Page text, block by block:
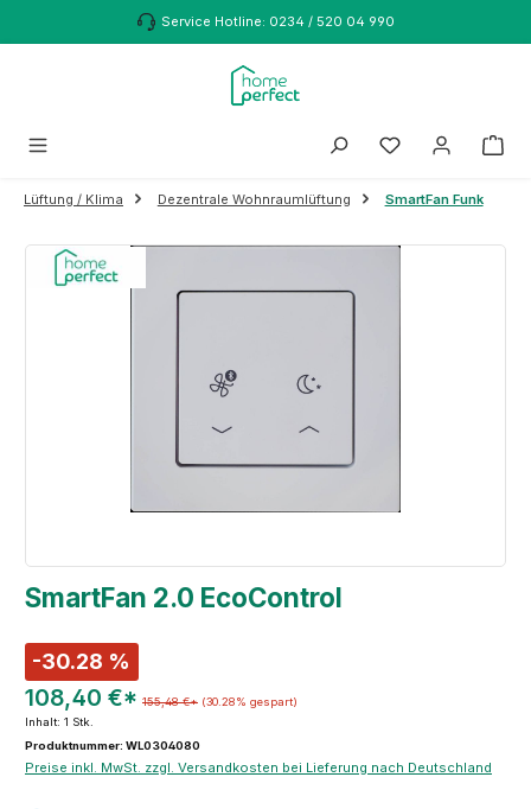
Zum Hauptinhalt springenService Hotline: 0234 / 520 04 990
Lüftung / Klima Dezentrale Wohnraumlüftung SmartFan Funk
Bildergalerie überspringen
SmartFan 2.0 EcoControl
-30.28 %
108,40 €* 155,48 €* (30.28% gespart)
Inhalt: 1 Stk.
Produktnummer: WL0304080
Preise inkl. MwSt. zzgl. Versandkosten bei Lieferung nach Deutschland